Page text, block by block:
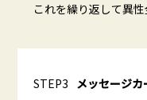
これを繰り返して異
STEP3 メッセージカ